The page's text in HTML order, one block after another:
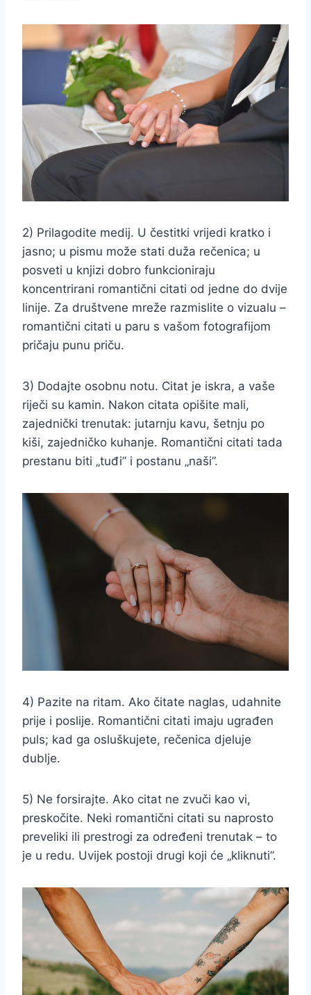
2) Prilagodite medij. U čestitki vrijedi kratko i
jasno; u pismu može stati duža rečenica; u
posveti u knjizi dobro funkcioniraju
koncentrirani romantični citati od jedne do dvije
linije. Za društvene mreže razmislite o vizualu –
romantični citati u paru s vašom fotografijom
pričaju punu priču.
3) Dodajte osobnu notu. Citat je iskra, a vaše
riječi su kamin. Nakon citata opišite mali,
zajednički trenutak: jutarnju kavu, šetnju po
kiši, zajedničko kuhanje. Romantični citati tada
prestanu biti „tuđi” i postanu „naši”.
4) Pazite na ritam. Ako čitate naglas, udahnite
prije i poslije. Romantični citati imaju ugrađen
puls; kad ga osluškujete, rečenica djeluje
dublje.
5) Ne forsirajte. Ako citat ne zvuči kao vi,
preskočite. Neki romantični citati su naprosto
preveliki ili prestrogi za određeni trenutak – to
je u redu. Uvijek postoji drugi koji će „kliknuti”.